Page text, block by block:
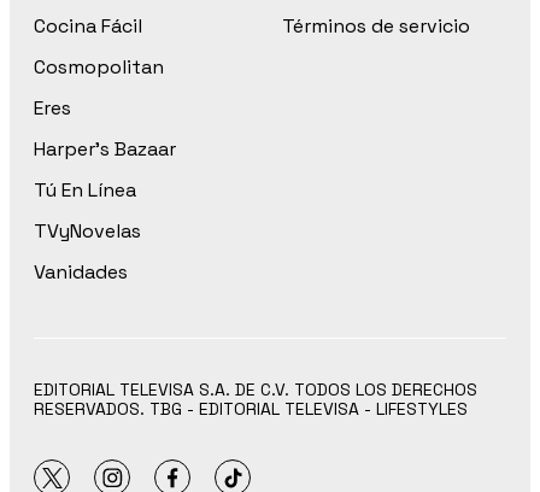
Cocina Fácil
Cosmopolitan
Eres
Harper’s Bazaar
Tú En Línea
TVyNovelas
Vanidades
Términos de servicio
EDITORIAL TELEVISA S.A. DE C.V. TODOS LOS DERECHOS
RESERVADOS. TBG - EDITORIAL TELEVISA - LIFESTYLES